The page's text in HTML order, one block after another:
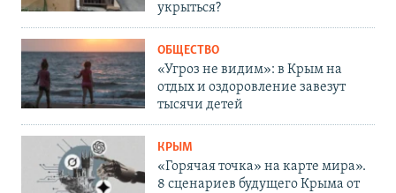
укрыться?
ОБЩЕСТВО
«Угроз не видим»: в Крым на
отдых и оздоровление завезут
тысячи детей
КРЫМ
«Горячая точка» на карте мира».
8 сценариев будущего Крыма от